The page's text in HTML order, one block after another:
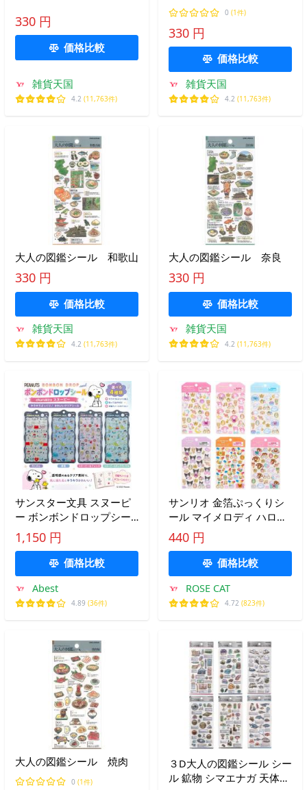
330 円
価格比較
雑貨天国
4.2 (11,763件)
0 (1件)
330 円
価格比較
雑貨天国
4.2 (11,763件)
大人の図鑑シール 和歌山
330 円
価格比較
雑貨天国
4.2 (11,763件)
大人の図鑑シール 奈良
330 円
価格比較
雑貨天国
4.2 (11,763件)
サンスター文具 スヌーピ
ー ボンボンドロップシー
ル churukira 選べる4種類
ぷっくり クリアシール
PEANUTS
1,150 円
価格比較
Abest
4.89 (36件)
サンリオ 金箔ぷっくりシ
ール マイメロディ ハロー
キティ シナモロール クロ
ミ シュガーバニーズ ウサ
ハナ サンリオグッズ サン
リオ公式
440 円
価格比較
ROSE CAT
4.72 (823件)
大人の図鑑シール 焼肉
0 (1件)
３D大人の図鑑シール シー
ル 鉱物 シマエナガ 天体